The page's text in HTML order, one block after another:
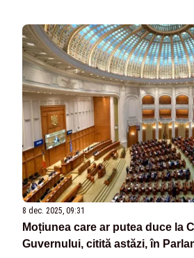
8 dec. 2025, 09:31
Moțiunea care ar putea duce la
Guvernului, citită astăzi, în